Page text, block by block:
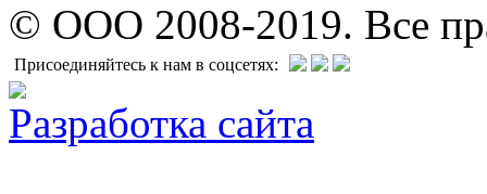
© ООО 2008-2019. Все
Присоединяйтесь к нам в соцсетях:
Разработка сайта